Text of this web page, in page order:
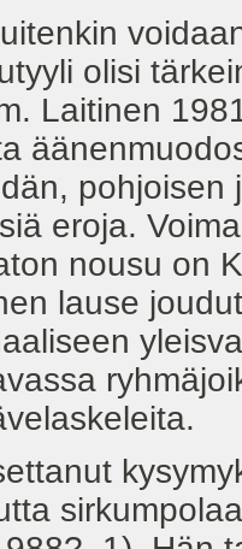
olisi
Laitinen
pohjoisen
eroja.
nousu on
lause